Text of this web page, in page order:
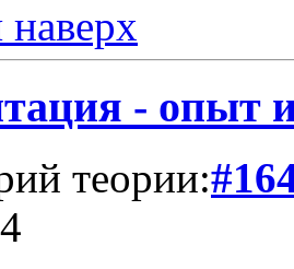
наверх
- опыт
теории: